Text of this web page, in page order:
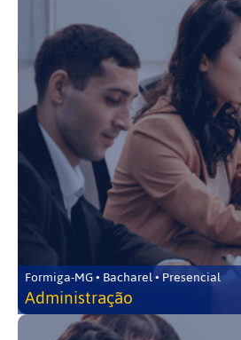
Formiga-MG • Bacharel • Presencial
Administração